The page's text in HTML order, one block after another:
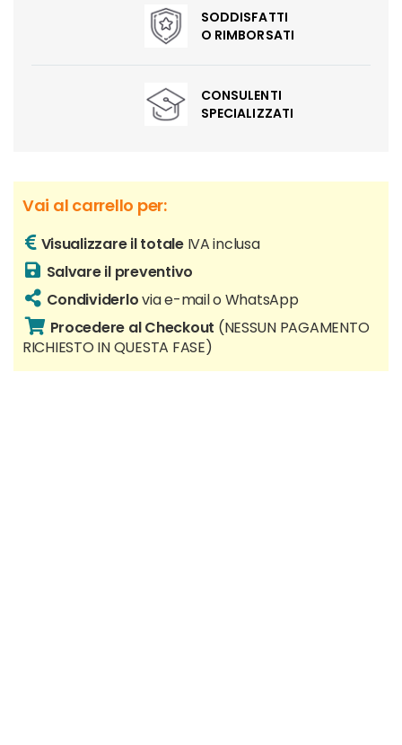
SODDISFATTI
O RIMBORSATI
CONSULENTI
SPECIALIZZATI
Vai al carrello per:
Visualizzare il totaleIVA inclusa
Salvare il preventivo
Condividerlovia e-mail o WhatsApp
Procedere al Checkout (NESSUN PAGAMENTO
RICHIESTO IN QUESTA FASE)